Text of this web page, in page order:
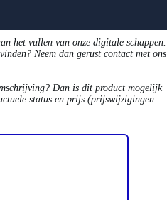
het vullen van onze digitale schappen.
Neem dan gerust contact met ons
Dan is dit product mogelijk
status en prijs (prijswijzigingen